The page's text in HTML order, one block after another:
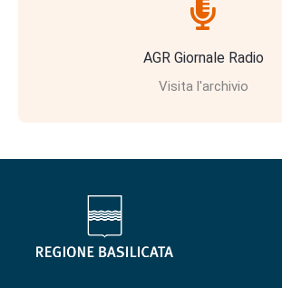
AGR Giornale Radio
Visita l'archivio